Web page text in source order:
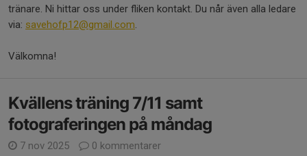
tränare. Ni hittar oss under fliken kontakt. Du når även alla ledare
via: savehofp12@gmail.com.
Välkomna!
Kvällens träning 7/11 samt
fotograferingen på måndag
7 nov 2025
0 kommentarer